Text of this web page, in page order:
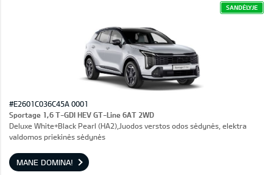
SANDĖLYJE
#E2601C036C45A 0001
Sportage 1,6 T-GDI HEV GT-Line 6AT 2WD
Deluxe White+Black Pearl (HA2),Juodos verstos odos sėdynės, elektra
valdomos priekinės sėdynės
MANE DOMINA!